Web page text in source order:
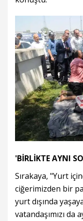
'BİRLİKTE AYNI
Sırakaya, "Yurt
ciğerimizden bir
yurt dışında
vatandaşımızı da